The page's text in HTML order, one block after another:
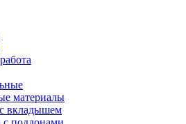
материалы
вкладышем